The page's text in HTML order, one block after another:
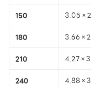
150
180
210
240